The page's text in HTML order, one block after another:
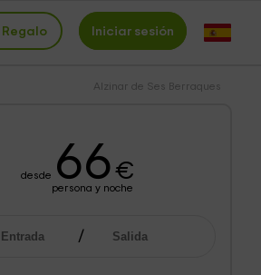
Iniciar sesión
Alzinar de Ses Berraques
desde 66€
persona y noche